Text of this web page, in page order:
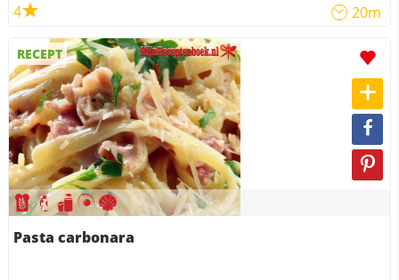
4 20m
RECEPT
Pasta carbonara